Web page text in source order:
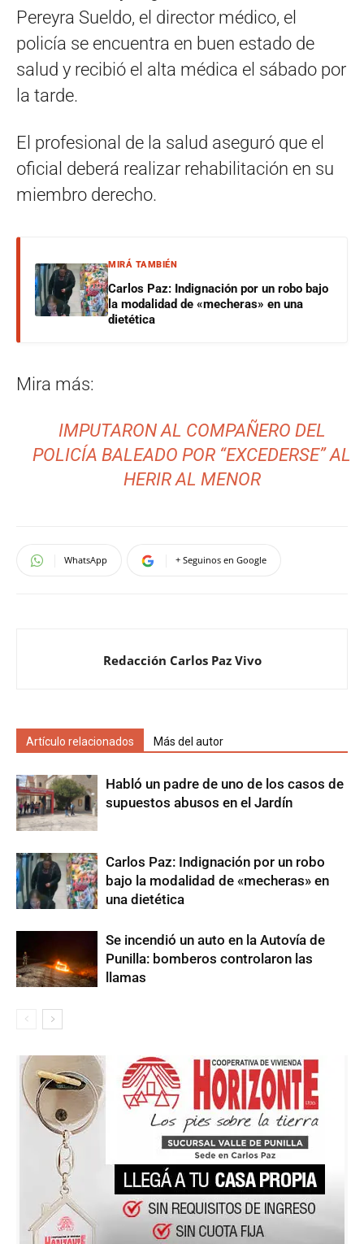
Pereyra Sueldo, el director médico, el
policía se encuentra en buen estado de
salud y recibió el alta médica el sábado por
la tarde.
El profesional de la salud aseguró que el
oficial deberá realizar rehabilitación en su
miembro derecho.
MIRÁ TAMBIÉN
Carlos Paz: Indignación por un robo bajo
la modalidad de «mecheras» en una
dietética
Mira más:
IMPUTARON AL COMPAÑERO DEL
POLICÍA BALEADO POR “EXCEDERSE” AL
HERIR AL MENOR
WhatsApp + Seguinos en Google
Redacción Carlos Paz Vivo
Artículo relacionados Más del autor
Habló un padre de uno de los casos de
supuestos abusos en el Jardín
Carlos Paz: Indignación por un robo
bajo la modalidad de «mecheras» en
una dietética
Se incendió un auto en la Autovía de
Punilla: bomberos controlaron las
llamas